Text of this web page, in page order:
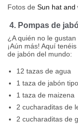
Fotos de Sun hat and
4. Pompas de
¿A quién no le
¡Aún más! Aquí
de jabón del mundo:
12 tazas de agua
1 taza de jabón
1 taza de maizena
2 cucharaditas de
2 cucharaditas de